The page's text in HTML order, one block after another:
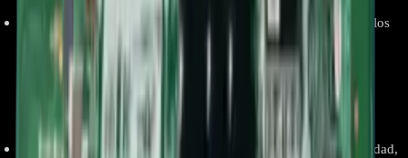
Compatibilidad garantizada
: Diseñada específicamente para los
modelos LG 50UM7300PDA.AWCJLJR
50UM7300PDA.BWCJLJM 50UM7300PDA.BWCJLJR
50UM7300PDA.BWCSLJM 60UM7200PDA.BWCMLOR
60UM7200PDA.BWCNLKR 60UM7200PDA.BWCNLOR.
Restaura funciones Smart TV
: Permite recuperar la conectividad,